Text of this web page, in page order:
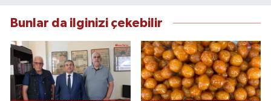
Bunlar da ilginizi çekebilir